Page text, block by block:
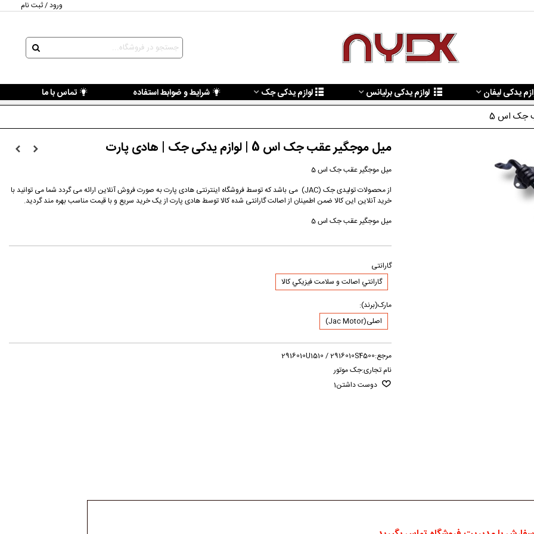
ورود / ثبت نام
یدکی لیفان لوازم یدکی برلیانس لوازم یدکی جک شرایط و ضوابط استفاده تماس با ما
جک اس 5
میل موجگیر عقب جک اس 5 | لوازم یدکی جک | هادی پارت
میل موجگیر عقب جک اس 5
از محصولات تولیدی جک (JAC) می باشد که توسط فروشگاه اینترنتی هادی پارت به صورت فروش آنلاین ارائه می گردد شما می توانید با
خرید آنلاین این کالا ضمن اطمینان از اصالت گارانتی شده کالا توسط هادی پارت از یک خرید سریع و با قیمت مناسب بهره مند گردید.
میل موجگیر عقب جک اس 5
گارانتی
گارانتي اصالت و سلامت فيزيکي کالا
مارک(برند):
اصلی(Jac Motor)
مرجع:2916010U1510 / 2916010S4500
نام تجاری:جک موتور
دوست داشتن1